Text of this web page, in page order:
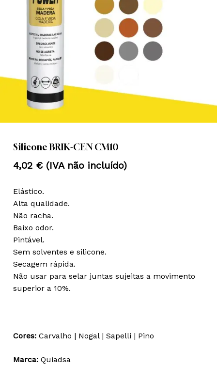
Silicone BRIK-CEN CM10
4,02 € (IVA não incluído)
Elástico.
Alta qualidade.
Não racha.
Baixo odor.
Pintável.
Sem solventes e silicone.
Secagem rápida.
Não usar para selar juntas sujeitas a movimento
superior a 10%.
Cores:Carvalho | Nogal | Sapelli | Pino
Marca:Quiadsa
Guardar o meu nome, email e
site neste navegador para a
próxima vez que eu comentar.